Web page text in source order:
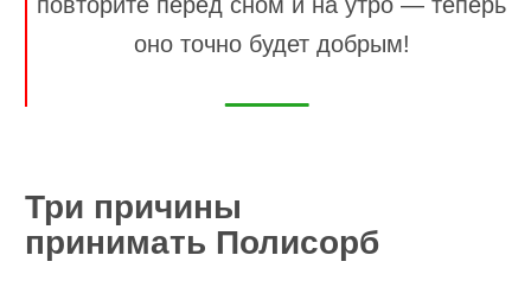
оно точно будет добрым!
Три причины
принимать Полисорб